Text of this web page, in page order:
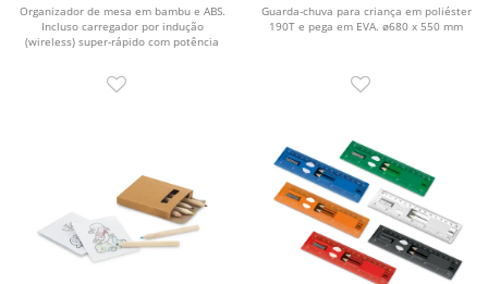
e ABS com carregador por
indução super-rápido (15W)
Organizador de mesa em bambu e ABS.
Incluso carregador por indução
(wireless) super-rápido com potência
Guarda-chuva para criança em poliéster
190T e pega em EVA. ø680 x 550 mm